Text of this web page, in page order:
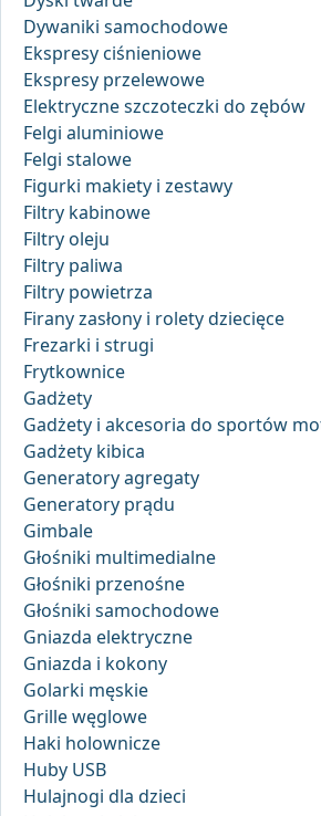
Dywaniki samochodowe
Ekspresy ciśnieniowe
Ekspresy przelewowe
Elektryczne szczoteczki do zębów
Felgi aluminiowe
Felgi stalowe
Figurki makiety i zestawy
Filtry kabinowe
Filtry oleju
Filtry paliwa
Filtry powietrza
Firany zasłony i rolety dziecięce
Frezarki i strugi
Frytkownice
Gadżety
Gadżety i akcesoria do sportów
Gadżety kibica
Generatory agregaty
Generatory prądu
Gimbale
Głośniki multimedialne
Głośniki przenośne
Głośniki samochodowe
Gniazda elektryczne
Gniazda i kokony
Golarki męskie
Grille węglowe
Haki holownicze
Huby USB
Hulajnogi dla dzieci